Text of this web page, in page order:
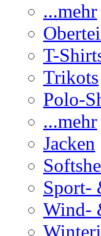
...mehr
T-
Trikots
Polo-
...mehr
Jacken
Sport-
Wind-